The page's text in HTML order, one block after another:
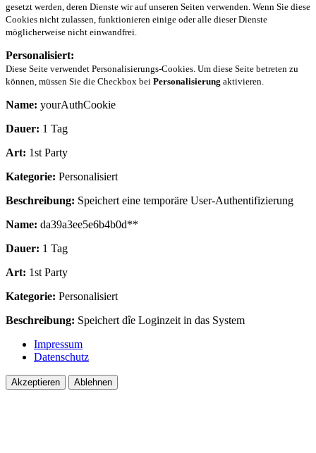
gesetzt werden, deren Dienste wir auf unseren Seiten verwenden. Wenn Sie diese
Cookies nicht zulassen, funktionieren einige oder alle dieser Dienste
möglicherweise nicht einwandfrei.
Personalisiert:
Diese Seite verwendet Personalisierungs-Cookies. Um diese Seite betreten zu
können, müssen Sie die Checkbox bei Personalisierung aktivieren.
Name: yourAuthCookie
Dauer: 1 Tag
Art: 1st Party
Kategorie: Personalisiert
Beschreibung: Speichert eine temporäre User-Authentifizierung
Name: da39a3ee5e6b4b0d**
Dauer: 1 Tag
Art: 1st Party
Kategorie: Personalisiert
Beschreibung: Speichert dîe Loginzeit in das System
Impressum
Datenschutz
Akzeptieren Ablehnen